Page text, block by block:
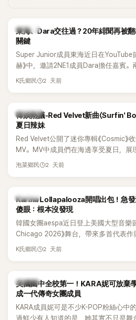
K-POP
東海、Dara交往過？20年緋聞再被
關鍵
Super Junior成員東海近日在YouTube
赫》中，邀請2NE1成員Dara擔任嘉賓
青澀往事，也首度聊起當年鬧得沸沸揚
K氏鄉民 2 天前
熱議討論
韓娛熱議-Red Velvet新曲〈Surfin'
夏日辣妹
Red Velvet公開了迷你專輯《Cosmic》收
MV。MV中成員們在海邊享受夏日，展
泡菜鄉民 2 天前
K-POP
Karina Lollapalooza開唱出包！急發
傻眼：根本沒發現
韓國女團aespa近日登上美國大型音樂
Chicago 2026》舞台，帶來多首代表作
嗨翻。不過，成員Karina卻在演出後主
K氏鄉民 2 天前
K-POP
美國國中全校第一！KARA妮可放
成一代傳奇女團成員
KARA成員妮可是不少K-POP粉絲心中
過鮮少有人知道的是，她其實不只是舞